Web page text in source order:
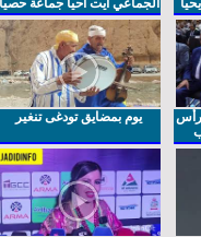
الجماعي ايت احيا جماعة حصيا
يوم بمضايق تودغى تنغير